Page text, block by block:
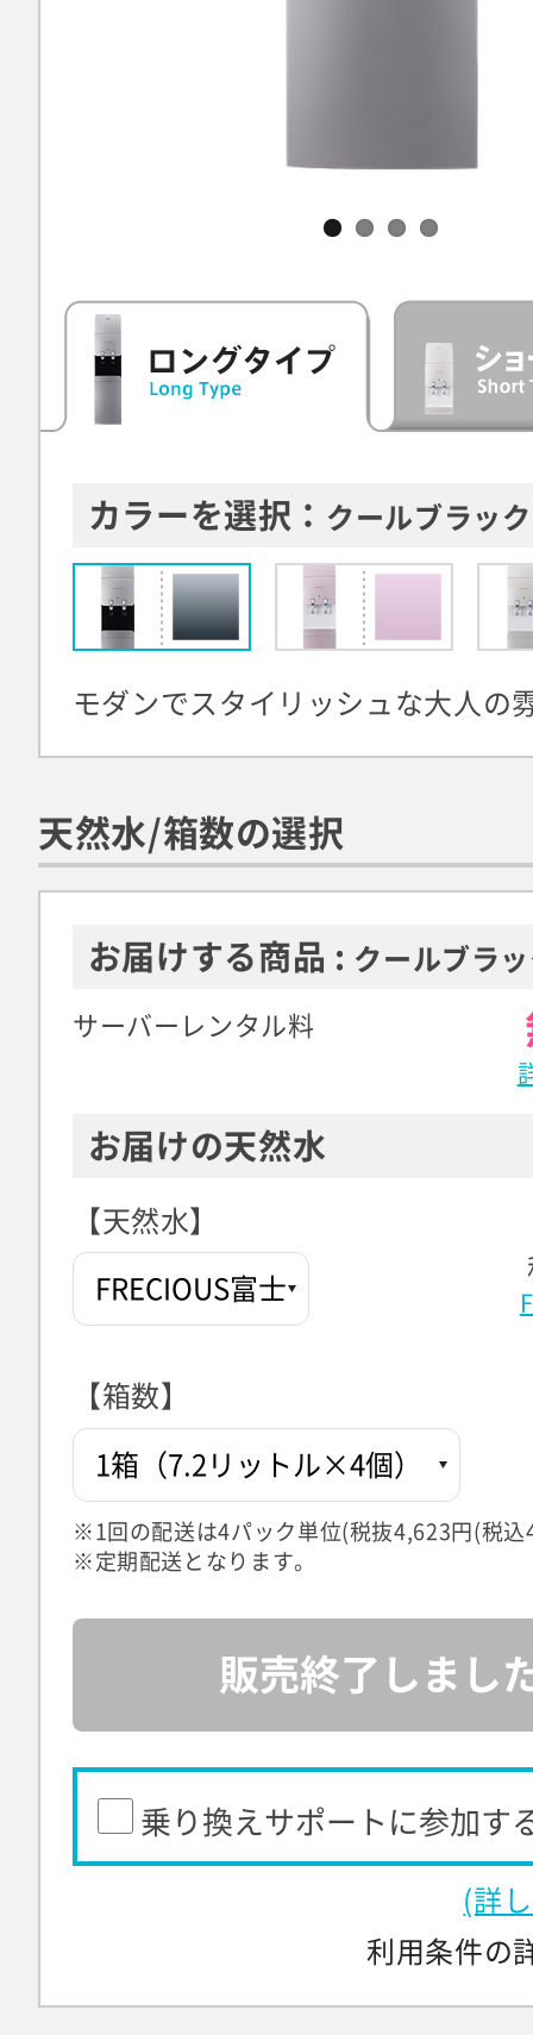
カラーを選択： クールブラック
モダンでスタイリッシュな大人の
天然水/箱数の選択
お届けする商品 : クールブラ
サーバーレンタル料
お届けの天然水
【天然水】
【箱数】
※1回の配送は4パック単位(税抜4,623円(税込
※定期配送となります。
販売終了しまし
乗り換えサポートに参加す
(詳
利用条件の